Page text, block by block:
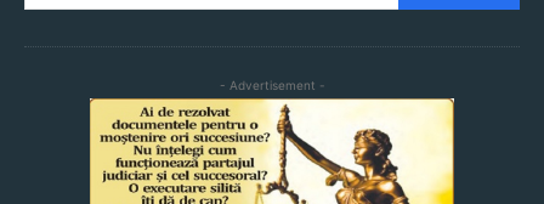
- Advertisement -